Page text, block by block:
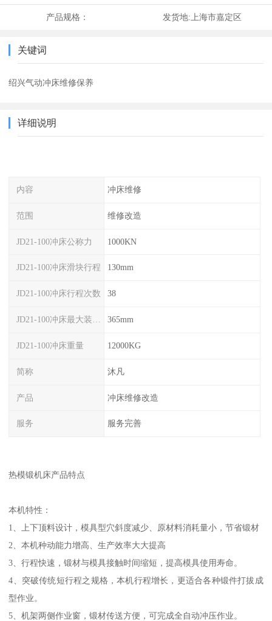
产品规格： 发货地: 上海市嘉定区
关键词
绍兴气动冲床维修保养
详细说明
内容 冲床维修
范围 维修改造
JD21-100冲床公称力 1000KN
JD21-100冲床滑块行程 130mm
JD21-100冲床行程次数 38
365mm
JD21-100冲床重量 12000KG
简称 沐凡
产品 冲床维修改造
服务 服务完善
热模锻机床产品特点
本机特性：
1、上下顶料设计，模具型穴斜度减少、原材料消耗量小，节省锻材
2、本机种动能力增高、生产效率大大提高
3、行程快速，锻材与模具接触时间缩短，提高模具使用寿命。
4、突破传统短行程之规格，本机行程增长，更适合各种锻件打拔成
型作业。
5、机架两侧作业窗，锻材传送方便，可完成全自动冲压作业。